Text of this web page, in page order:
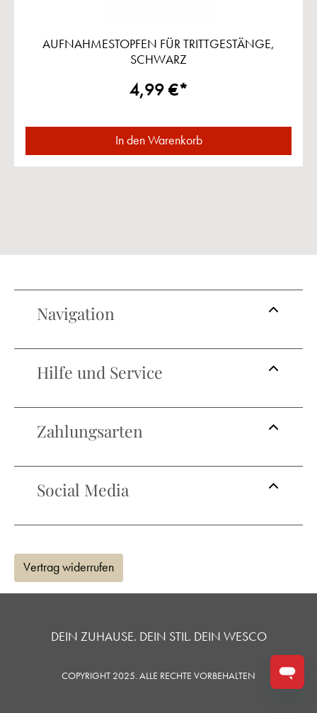
AUFNAHMESTOPFEN FÜR TRITTGESTÄNGE,
SCHWARZ
4,99 €*
In den Warenkorb
Navigation
Hilfe und Service
Zahlungsarten
Social Media
Vertrag widerrufen
DEIN ZUHAUSE. DEIN STIL. DEIN WESCO
COPYRIGHT 2025. ALLE RECHTE VORBEHALTEN